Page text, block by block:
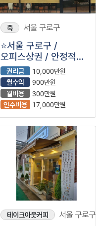
죽 서울 구로구
⭐서울 구로구 /
오피스상권 / 안정적인
고매출 유지중인 ＂
한솥도시락＂ 입니다⭐
권리금
10,000만원
월수익
900만원
월비용
300만원
인수비용
17,000만원
테이크아웃커피 서울 구로구